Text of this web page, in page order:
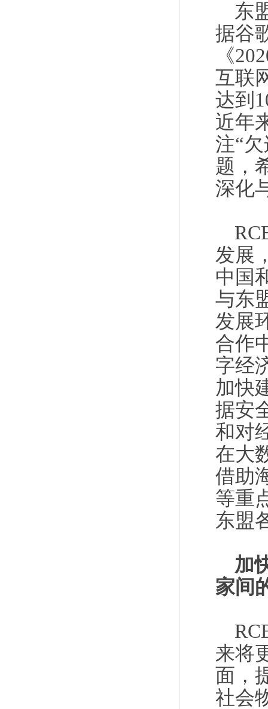
东
据谷
《
互联
达到
近年
注“
题，
深化
发展
中国
与东
发展
合作
字经
加快
据安
和对
在大
借助
等重
东盟
加
家间
来将
面，
社会